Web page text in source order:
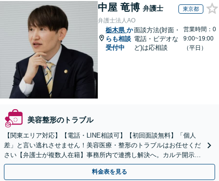
中屋 竜博 弁護士 東京都
弁護士法人AO
栃木県 か
らも相談
受付中
面談方法(対面・
電話・ビデオな
ど)は応相談
営業時間：0
9:00~19:00
（平日）
美容整形のトラブル
【関東エリア対応】【電話・LINE相談可】【初回面談無料】「個人
差」と言い逃れさせません！美容医療・整形のトラブルはお任せくだ
さい【弁護士が複数人在籍】事務所内で連携し解決へ。カルテ開示や
返金・賠償請求をサポートいたします【休日夜間面談可】
料金表を見る